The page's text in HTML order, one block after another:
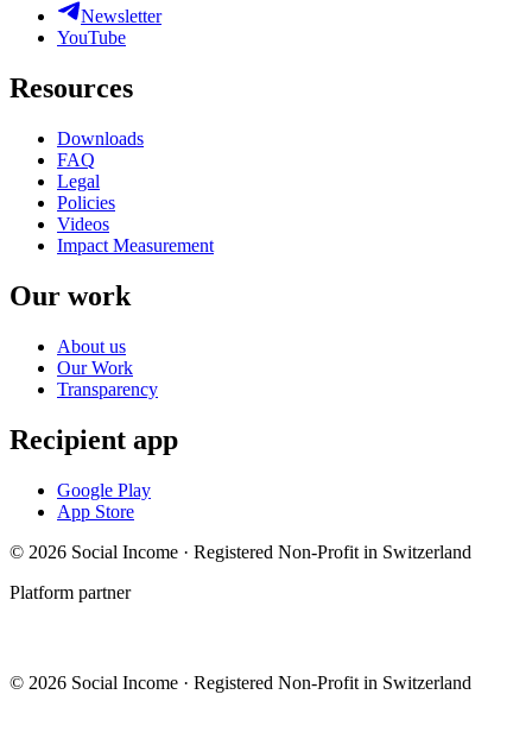
Newsletter
YouTube
Resources
Downloads
FAQ
Legal
Policies
Videos
Impact Measurement
Our work
About us
Our Work
Transparency
Recipient app
Google Play
App Store
© 2026 Social Income · Registered Non-Profit in Switzerland
Platform partner
© 2026 Social Income · Registered Non-Profit in Switzerland